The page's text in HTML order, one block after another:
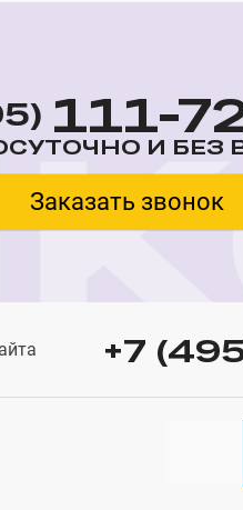
111-
И
Заказать звонок
+7